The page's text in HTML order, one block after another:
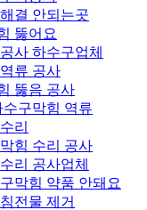
결 안되는곳
뚫어요
사 하수구업체
류 공사
뚫음 공사
구막힘 역류
리
힘 수리 공사
리 공사업체
막힘 약품 안돼요
전물 제거